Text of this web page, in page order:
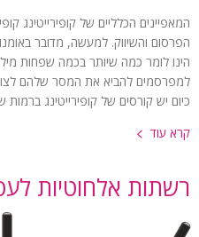
המאפיינים הכלליים של קופירייטינג
הפרסום והשיווק. למעשה, מדובר
הינו לומר כמה שיותר בכמה שפחות
למפרסמים להביא את המסר שלהם
כיום יש קורסים של קופירייטינג
קרא עוד
רשתות אלחוטיות